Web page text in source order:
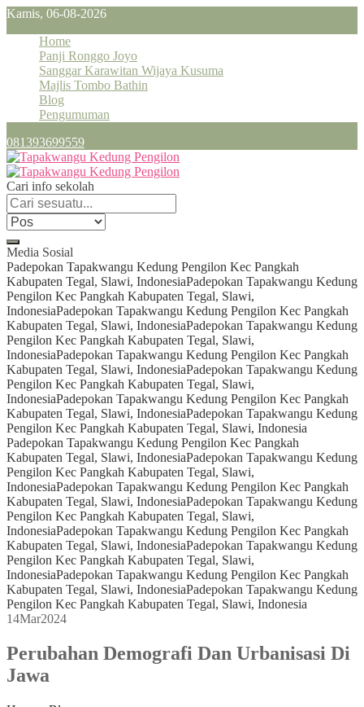
Kamis, 06-08-2026
Home
Panji Ronggo Joyo
Sanggar Karawitan Wijaya Kusuma
Majlis Tombo Bathin
Blog
Pengumuman
081393699559
Cari info sekolah
Media Sosial
Padepokan Tapakwangu Kedung Pengilon Kec Pangkah
Kabupaten Tegal, Slawi, IndonesiaPadepokan Tapakwangu Kedung
Pengilon Kec Pangkah Kabupaten Tegal, Slawi,
IndonesiaPadepokan Tapakwangu Kedung Pengilon Kec Pangkah
Kabupaten Tegal, Slawi, IndonesiaPadepokan Tapakwangu Kedung
Pengilon Kec Pangkah Kabupaten Tegal, Slawi,
IndonesiaPadepokan Tapakwangu Kedung Pengilon Kec Pangkah
Kabupaten Tegal, Slawi, IndonesiaPadepokan Tapakwangu Kedung
Pengilon Kec Pangkah Kabupaten Tegal, Slawi,
IndonesiaPadepokan Tapakwangu Kedung Pengilon Kec Pangkah
Kabupaten Tegal, Slawi, IndonesiaPadepokan Tapakwangu Kedung
Pengilon Kec Pangkah Kabupaten Tegal, Slawi, Indonesia
Padepokan Tapakwangu Kedung Pengilon Kec Pangkah
Kabupaten Tegal, Slawi, IndonesiaPadepokan Tapakwangu Kedung
Pengilon Kec Pangkah Kabupaten Tegal, Slawi,
IndonesiaPadepokan Tapakwangu Kedung Pengilon Kec Pangkah
Kabupaten Tegal, Slawi, IndonesiaPadepokan Tapakwangu Kedung
Pengilon Kec Pangkah Kabupaten Tegal, Slawi,
IndonesiaPadepokan Tapakwangu Kedung Pengilon Kec Pangkah
Kabupaten Tegal, Slawi, IndonesiaPadepokan Tapakwangu Kedung
Pengilon Kec Pangkah Kabupaten Tegal, Slawi,
IndonesiaPadepokan Tapakwangu Kedung Pengilon Kec Pangkah
Kabupaten Tegal, Slawi, IndonesiaPadepokan Tapakwangu Kedung
Pengilon Kec Pangkah Kabupaten Tegal, Slawi, Indonesia
14Mar2024
Perubahan Demografi Dan Urbanisasi Di
Jawa